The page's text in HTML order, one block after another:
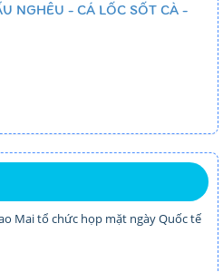
NGHÊU - CÁ LỐC SỐT CÀ -
Mai tổ chức họp mặt ngày Quốc tế